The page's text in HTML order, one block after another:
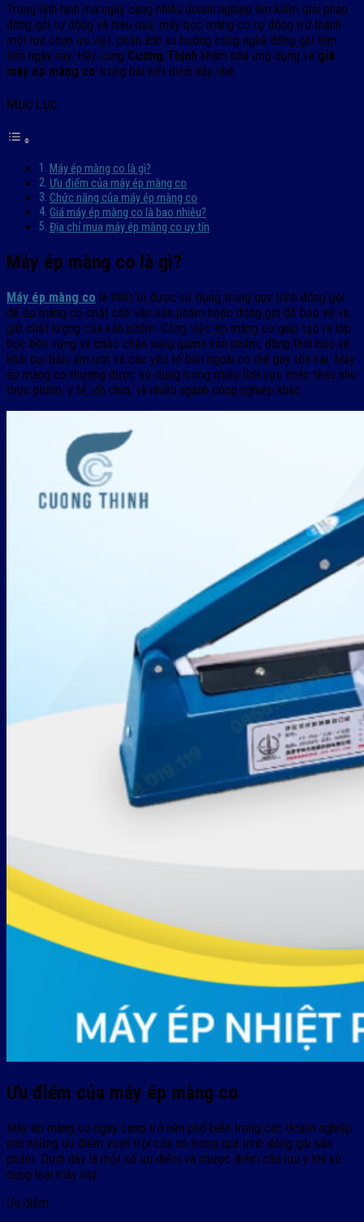
Trong tình hình mà ngày càng nhiều doanh nghiệp tìm kiếm giải pháp
đóng gói tự động và hiệu quả, máy bọc màng co tự động trở thành
một lựa chọn ưu việt, phản ánh xu hướng công nghệ đóng gói tiên
tiến ngày nay. Hãy cùng Cường Thịnh khám phá ứng dụng và giá
máy ép màng co trong bài viết dưới đây nhé.
Mục Lục
Máy ép màng co là gì?
Ưu điểm của máy ép màng co
Chức năng của máy ép màng co
Giá máy ép màng co là bao nhiêu?
Địa chỉ mua máy ép màng co uy tín
Máy ép màng co là gì?
Máy ép màng co là thiết bị được sử dụng trong quy trình đóng gói
để ép màng co chặt chẽ vào sản phẩm hoặc đóng gói để bảo vệ và
giữ chất lượng của sản phẩm. Công việc ép màng co giúp tạo ra lớp
bọc bền vững và chắc chắn xung quanh sản phẩm, đồng thời bảo vệ
khỏi bụi bẩn, ẩm ướt và các yếu tố bên ngoài có thể gây tổn hại. Máy
ép màng co thường được sử dụng trong nhiều lĩnh vực khác nhau như
thực phẩm, y tế, đồ chơi, và nhiều ngành công nghiệp khác.
Ưu điểm của máy ép màng co
Máy ép màng co ngày càng trở nên phổ biến trong các doanh nghiệp
nhờ những ưu điểm vượt trội của nó trong quá trình đóng gói sản
phẩm. Dưới đây là một số ưu điểm và nhược điểm cần lưu ý khi sử
dụng loại máy này:
Ưu điểm: